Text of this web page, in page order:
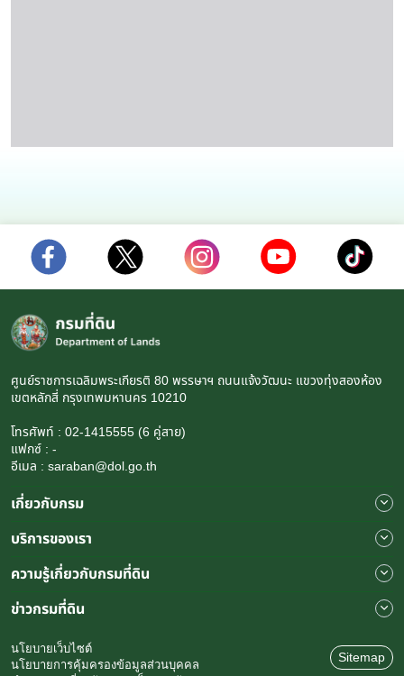
ศูนย์ราชการเฉลิมพระเกียรติ 80 พรรษาฯ ถนนแจ้งวัฒนะ แขวงทุ่งสองห้อง
เขตหลักสี่ กรุงเทพมหานคร 10210
โทรศัพท์ : 02-1415555 (6 คู่สาย)
แฟกซ์ : -
อีเมล : saraban@dol.go.th
เกี่ยวกับกรม
บริการของเรา
ความรู้เกี่ยวกับกรมที่ดิน
ข่าวกรมที่ดิน
นโยบายเว็บไซต์
นโยบายการคุ้มครองข้อมูลส่วนบุคคล
Sitemap